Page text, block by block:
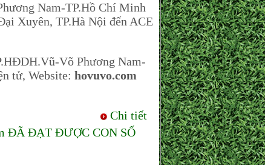
Nam-TP.Hồ Chí Minh
Xuyên, TP.Hà Nội đến ACE
Võ Phương Nam-
tử, Website: hovuvo.com
Chi tiết
ĐÃ ĐẠT ĐƯỢC CON SỐ